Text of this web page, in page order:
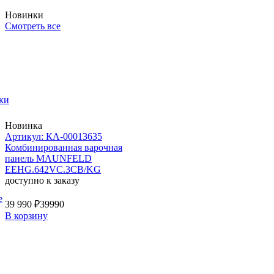
Новинки
Смотреть все
Новинка
Артикул: КА-00013635
Комбинированная варочная
панель MAUNFELD
EEHG.642VC.3CB/KG
доступно к заказу
39 990 ₽39990
В корзину